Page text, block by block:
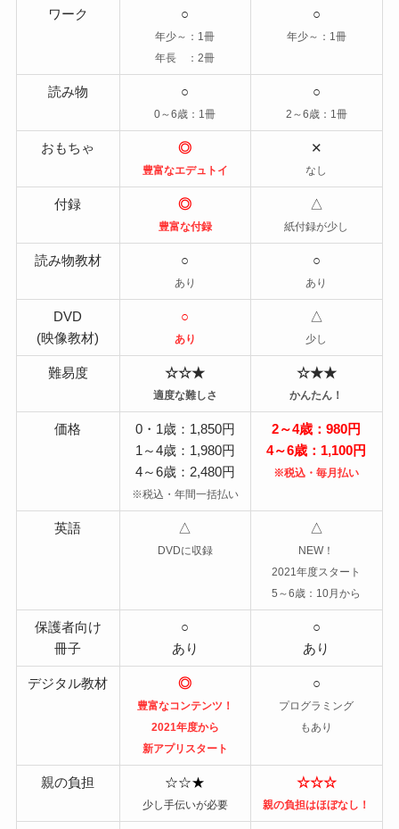
ワーク ○
年少～：1冊
年長 ：2冊
○
年少～：1冊
読み物 ○
0～6歳：1冊
○
2～6歳：1冊
おもちゃ ◎
豊富なエデュトイ
✕
なし
付録 ◎
豊富な付録
△
紙付録が少し
読み物教材 ○
あり
○
あり
DVD
(映像教材)
○
あり
△
少し
難易度 ☆☆★
適度な難しさ
☆★★
かんたん！
価格
0・1歳：1,850円
1～4歳：1,980円
4～6歳：2,480円
※税込・年間一括払い
2～4歳：980円
4～6歳：1,100円
※税込・毎月払い
英語 △
DVDに収録
△
NEW！
2021年度スタート
5～6歳：10月から
保護者向け
冊子
○
あり
○
あり
デジタル教材 ◎
豊富なコンテンツ！
2021年度から
新アプリスタート
○
プログラミング
もあり
親の負担 ☆☆★
少し手伝いが必要
☆☆☆
親の負担はほぼなし！